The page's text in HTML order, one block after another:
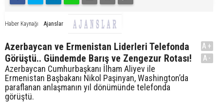
Haber Kaynağı Ajanslar
Azerbaycan ve Ermenistan Liderleri Telefonda
Görüştü.. Gündemde Barış ve Zengezur Rotası!
Azerbaycan Cumhurbaşkanı İlham Aliyev ile
Ermenistan Başbakanı Nikol Paşinyan, Washington’da
paraflanan anlaşmanın yıl dönümünde telefonda
görüştü.
A+
A-